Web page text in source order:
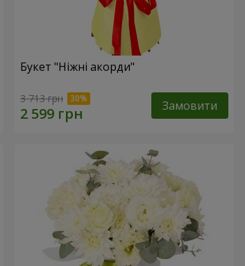
Букет "Ніжні акорди"
3 713 грн Замовити